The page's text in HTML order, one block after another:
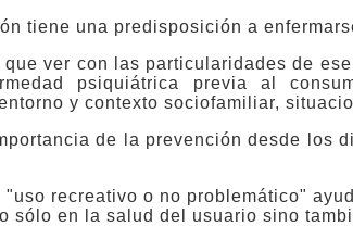
tiene una predisposición a
ver con las particularidades de
psiquiátrica previa al
y contexto sociofamiliar,
de la prevención desde los
recreativo o no problemático"
sólo en la salud del usuario sino